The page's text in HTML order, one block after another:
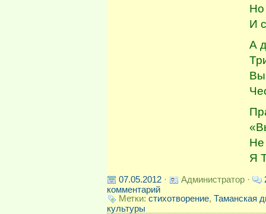
Но
И
А
Не
Я
07.05.2012 · Администратор ·
комментарий
Метки: стихотворение, Таманская
культуры